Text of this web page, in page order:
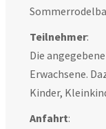
Teilnehmer:
Die
Erwachsene.
Kinder,
Anfahrt: